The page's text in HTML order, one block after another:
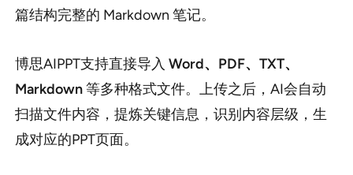
篇结构完整的 Markdown 笔记。
博思AIPPT支持直接导入 Word、PDF、TXT、
Markdown等多种格式文件。上传之后，AI会自动
扫描文件内容，提炼关键信息，识别内容层级，生
成对应的PPT页面。